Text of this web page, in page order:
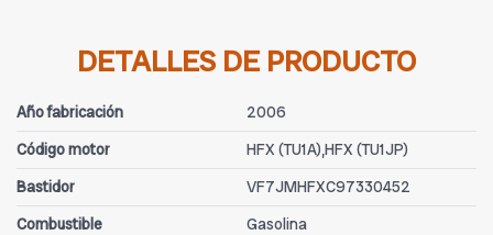
DETALLES DE PRODUCTO
Año fabricación
2006
Código motor
HFX (TU1A),HFX (TU1JP)
Bastidor
VF7JMHFXC97330452
Combustible
Gasolina